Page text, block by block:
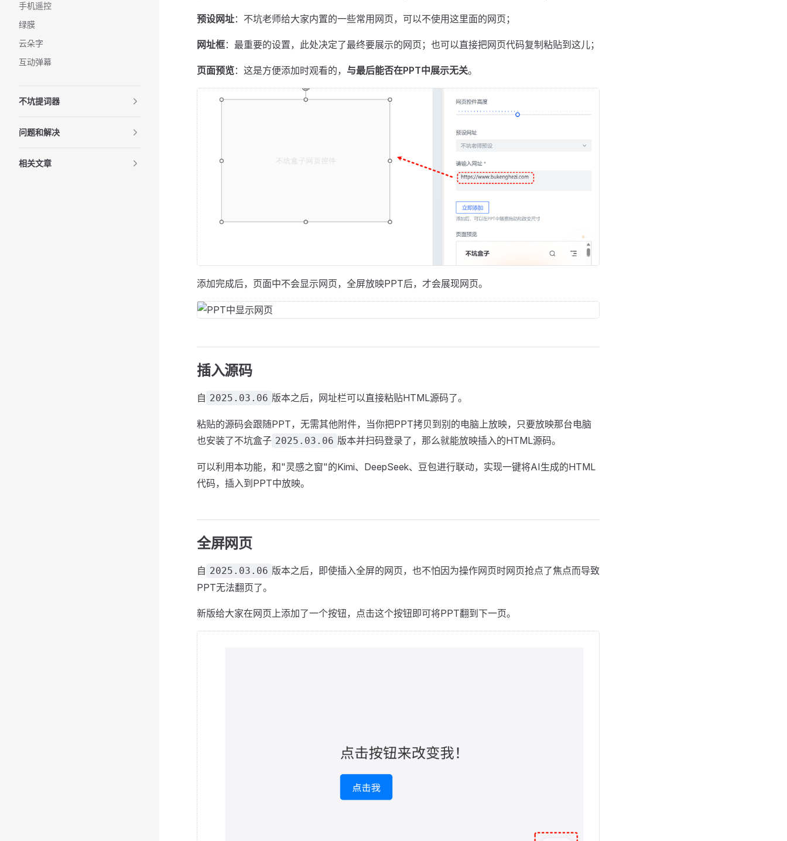
手机遥控
绿膜
云朵字
互动弹幕
不坑提词器
问题和解决
相关文章
预设网址：不坑老师给大家内置的一些常用网页，可以不使用这里面的网页；
网址框：最重要的设置，此处决定了最终要展示的网页；也可以直接把网页代码复制粘贴到这儿；
页面预览：这是方便添加时观看的， 与最后能否在PPT中展示无关。
添加完成后，页面中不会显示网页，全屏放映PPT后，才会展现网页。
插入源码
自 2025.03.06 版本之后，网址栏可以直接粘贴HTML源码了。
粘贴的源码会跟随PPT，无需其他附件，当你把PPT拷贝到别的电脑上放映，只要放映那台电脑
也安装了不坑盒子 2025.03.06 版本并扫码登录了，那么就能放映插入的HTML源码。
可以利用本功能，和"灵感之窗"的Kimi、DeepSeek、豆包进行联动，实现一键将AI生成的HTML
代码，插入到PPT中放映。
全屏网页
自 2025.03.06 版本之后，即使插入全屏的网页，也不怕因为操作网页时网页抢点了焦点而导致
PPT无法翻页了。
新版给大家在网页上添加了一个按钮，点击这个按钮即可将PPT翻到下一页。